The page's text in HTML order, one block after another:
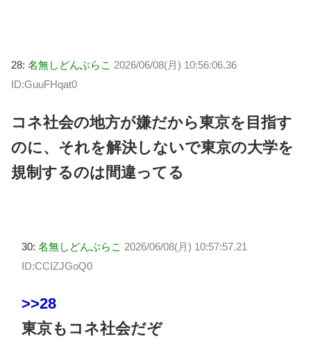
28: 名無しどんぶらこ 2026/06/08(月) 10:56:06.36
ID:GuuFHqat0
コネ社会の地方が嫌だから東京を目指す
のに、それを解決しないで東京の大学を
規制するのは間違ってる
30: 名無しどんぶらこ 2026/06/08(月) 10:57:57.21
ID:CCIZJGoQ0
>>28
東京もコネ社会だぞ